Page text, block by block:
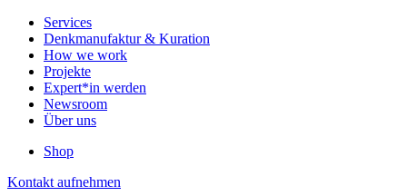
Services
Denkmanufaktur & Kuration
How we work
Projekte
Expert*in werden
Newsroom
Über uns
Shop
Menü
Kontakt aufnehmen